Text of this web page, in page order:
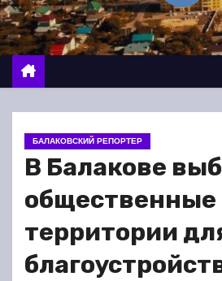
о
м
у
БАЛАКОВСКИЙ РЕПОРТЕР
В Балакове
общественные
территории